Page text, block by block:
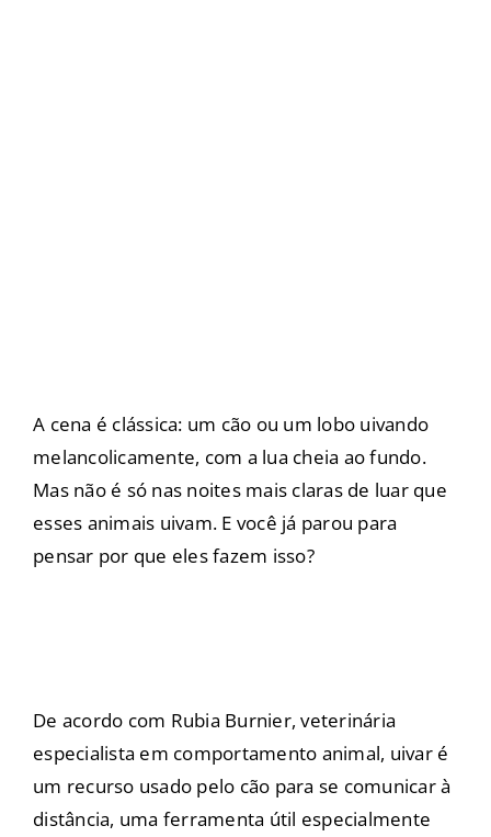
A cena é clássica: um cão ou um lobo uivando
melancolicamente, com a lua cheia ao fundo.
Mas não é só nas noites mais claras de luar que
esses animais uivam. E você já parou para
pensar por que eles fazem isso?
De acordo com Rubia Burnier, veterinária
especialista em comportamento animal, uivar é
um recurso usado pelo cão para se comunicar à
distância, uma ferramenta útil especialmente